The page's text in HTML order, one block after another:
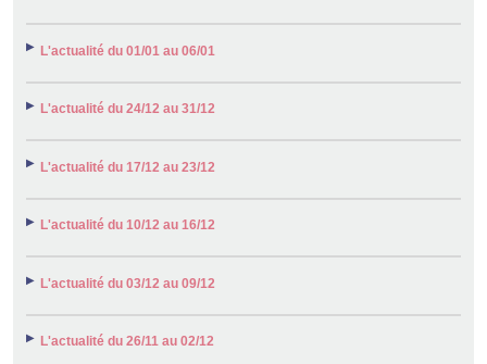
L'actualité du 01/01 au 06/01
L'actualité du 24/12 au 31/12
L'actualité du 17/12 au 23/12
L'actualité du 10/12 au 16/12
L'actualité du 03/12 au 09/12
L'actualité du 26/11 au 02/12